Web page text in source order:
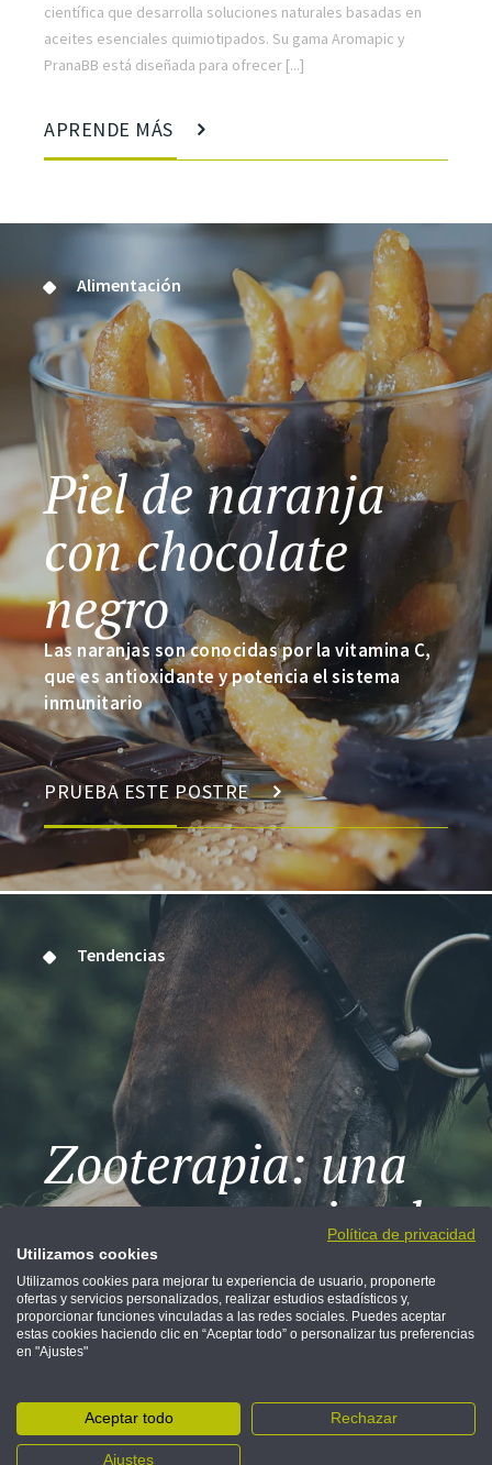
científica que desarrolla soluciones naturales basadas en
aceites esenciales quimiotipados. Su gama Aromapic y
PranaBB está diseñada para ofrecer [...]
APRENDE MÁS
Alimentación
Piel de naranja
con chocolate
negro
Las naranjas son conocidas por la vitamina C,
que es antioxidante y potencia el sistema
inmunitario
PRUEBA ESTE POSTRE
Tendencias
Zooterapia: una
cura muy animal
Los animales no solo nos divierten y
acompañan, sino que pueden llegar a ser la
mejor terapia.
DESCUBRE MÁS
Política de privacidad
Utilizamos cookies
Utilizamos cookies para mejorar tu experiencia de usuario, proponerte
ofertas y servicios personalizados, realizar estudios estadísticos y,
proporcionar funciones vinculadas a las redes sociales. Puedes aceptar
estas cookies haciendo clic en “Aceptar todo” o personalizar tus preferencias
en "Ajustes"
Aceptar todo Rechazar
Ajustes